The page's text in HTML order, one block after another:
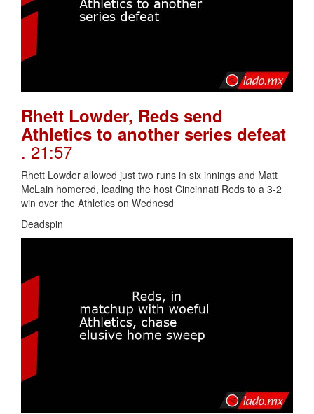
Rhett Lowder, Reds send
Athletics to another series defeat
. 21:57
Rhett Lowder allowed just two runs in six innings and Matt
McLain homered, leading the host Cincinnati Reds to a 3-2
win over the Athletics on Wednesd
Deadspin